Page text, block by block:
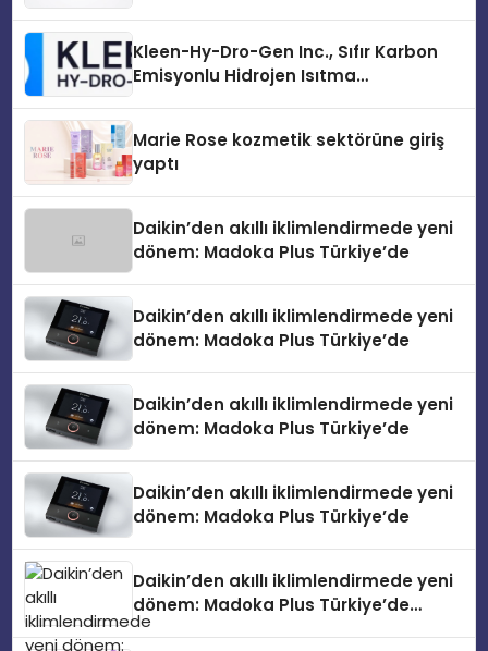
Kleen-Hy-Dro-Gen Inc., Sıfır Karbon
Emisyonlu Hidrojen Isıtma
Marie Rose kozmetik sektörüne giriş
yaptı
Daikin’den akıllı iklimlendirmede yeni
dönem: Madoka Plus Türkiye’de
Daikin’den akıllı iklimlendirmede yeni
dönem: Madoka Plus Türkiye’de
Daikin’den akıllı iklimlendirmede yeni
dönem: Madoka Plus Türkiye’de
Daikin’den akıllı iklimlendirmede yeni
dönem: Madoka Plus Türkiye’de
Daikin’den akıllı iklimlendirmede yeni
dönem: Madoka Plus Türkiye’de
Daikin’in kullanıcı dostu tasarımıyla